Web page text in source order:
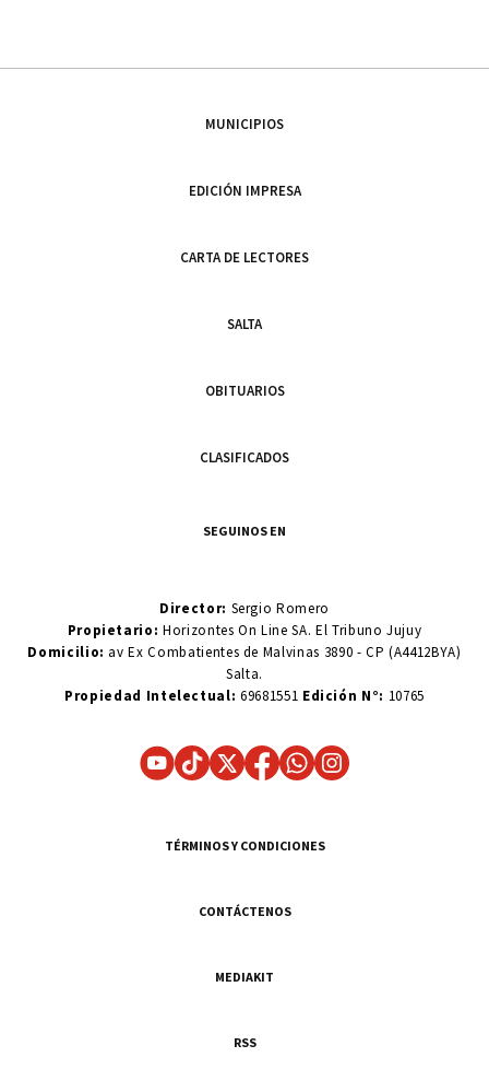
MUNICIPIOS
EDICIÓN IMPRESA
CARTA DE LECTORES
SALTA
OBITUARIOS
CLASIFICADOS
SEGUINOS EN
Director: Sergio Romero
Propietario:Horizontes On Line SA. El Tribuno Jujuy
Domicilio: av Ex Combatientes de Malvinas 3890 - CP (A4412BYA)
Salta.
Propiedad Intelectual: 69681551 Edición N°: 10765
TÉRMINOS Y CONDICIONES
CONTÁCTENOS
MEDIAKIT
RSS